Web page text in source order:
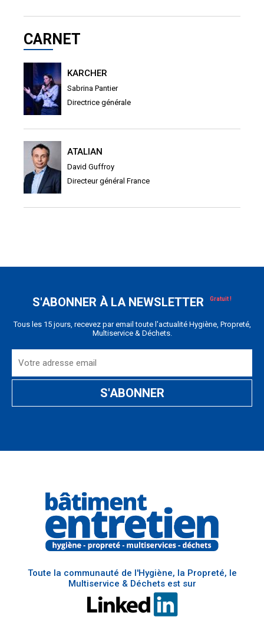
CARNET
KARCHER
Sabrina Pantier
Directrice générale
ATALIAN
David Guffroy
Directeur général France
S'ABONNER À LA NEWSLETTER
Tous les 15 jours, recevez par email toute l'actualité Hygiène, Propreté,
Multiservice & Déchets.
Toute la communauté de l'Hygiène, la Propreté, le
Multiservice & Déchets est sur